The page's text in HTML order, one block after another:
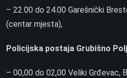
– 22.00 do 24.00 Garešnički
(centar mjesta),
Policijska postaja Grubišno
– 00,00 do 02,00 Veliki Grđevac,